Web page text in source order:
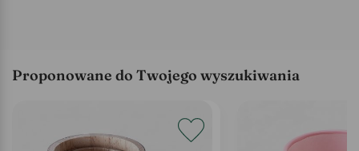
Proponowane do Twojego wyszukiwania